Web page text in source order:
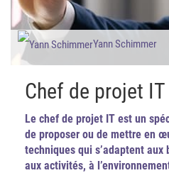
Yann Schimmer
Chef de projet IT
Le chef de projet IT est un
de proposer ou de mettre en
techniques qui s’adaptent
aux activités, à